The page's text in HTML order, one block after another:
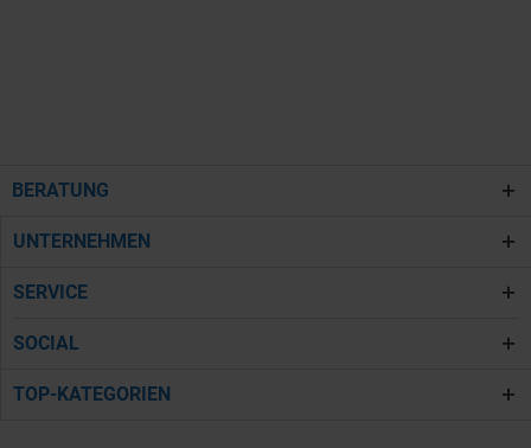
BERATUNG
UNTERNEHMEN
SERVICE
SOCIAL
TOP-KATEGORIEN